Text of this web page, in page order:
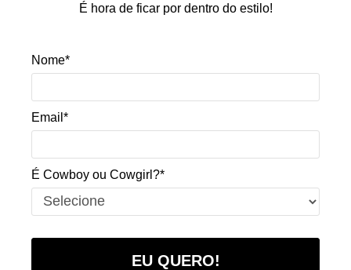
É hora de ficar por dentro do estilo!
Nome*
Email*
É Cowboy ou Cowgirl?*
EU QUERO!